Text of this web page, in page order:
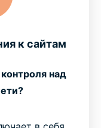
к сайтам
над